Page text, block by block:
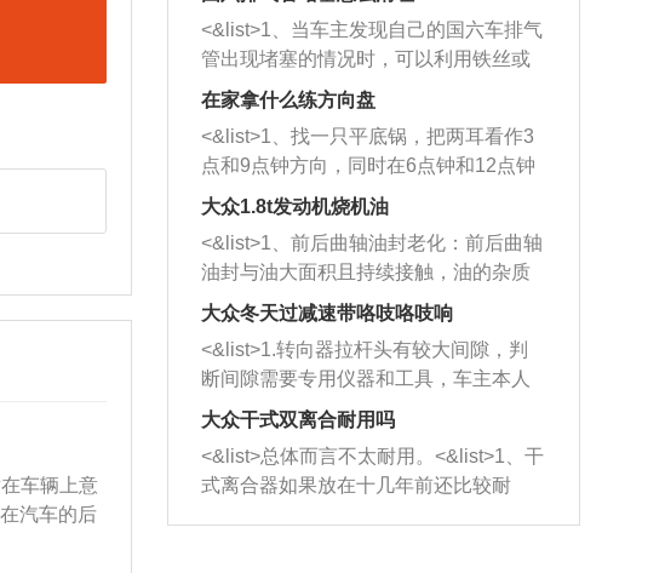
车辆上意
汽车的后
。汽车儿
也是为了更好的开拓市场。
<&list>1、当车主发现自己的国六车排气
管出现堵塞的情况时，可以利用铁丝或
者是细棍，直接将杂物给取出来，如果
堵塞情况比较严重，也可以采取应急措
施。 <&list>2、直接利用木棍将所有的
杂物推到排气管里面的位置处，然后将
三元催化器拆解开，就可以将堵塞的东
西取出来。但如果是因为积碳过多引起
的堵塞，就需要将三元催化器泡在草酸
洗剂对堵塞的情况得到解决，将清洗剂
放在燃油箱中，与燃油混合后，车辆启
动时，就可以和汽油一起进入到燃烧
室，最后形成废气排出，就可以让三元
催化器得到清洗，排气管堵塞的情况就
能够得到解决。
在家拿什么练方向盘
<&list>1、找一只平底锅，把两耳看作3
点和9点钟方向，同时在6点钟和12点钟
方向做一个标记。 <&list>2、双手握住
一圈半的练习，往右同样也要打相同的
圈数。 <&list>3、最后强调要反复练
习，这样就可以形成肌肉记忆，在真实
驾驶车辆时，不需要记忆也能打好方
向。
大众1.8t发动机烧机油
<&list>1、前后曲轴油封老化：前后曲轴
油封与油大面积且持续接触，油的杂质
和发动机内持续温度变化使其密封效果
逐渐减弱，导致渗油或漏油。<&list>2、
活塞间隙过大：积碳会使活塞环与缸体
的间隙扩大，导致机油流入燃烧室中，
造成烧机油。<&list>3、机油粘度。使用
机油粘度过小的话，同样会有烧机油现
象，机油粘度过小具有很好的流动性，
大众冬天过减速带咯吱咯吱响
<&list>1.转向器拉杆头有较大间隙，判
断间隙需要专用仪器和工具，车主本人
无法制作，需要将车辆送到修理厂或4s
店；<&list>2.车辆半轴套管防尘罩破
裂，破裂后会出现漏油现象，使半轴磨
损严重，磨损的半轴容易损坏，产生异
响；<&list>3.稳定器的转向胶套和球头
大众干式双离合耐用吗
<&list>总体而言不太耐用。<&list>1、干
式离合器如果放在十几年前还比较耐